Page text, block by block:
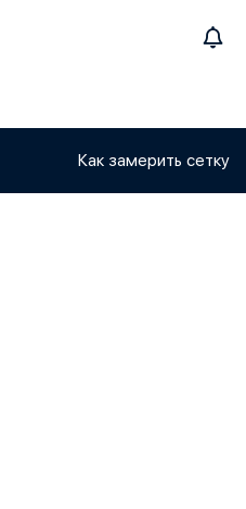
Как замерить сетку